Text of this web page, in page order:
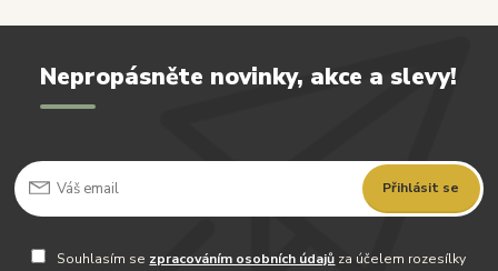
Nepropásněte novinky, akce a slevy!
Přihlásit se
Souhlasím se zpracováním osobních údajů za účelem rozesílky